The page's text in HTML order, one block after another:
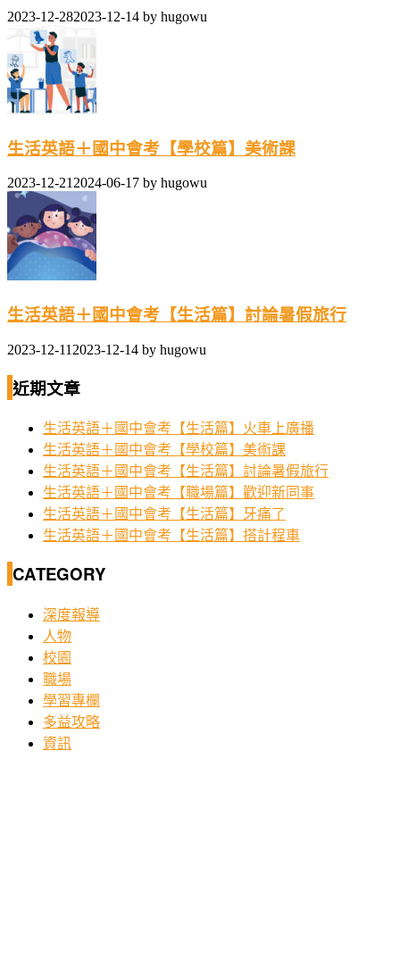
2023-12-282023-12-14 by hugowu
生活英語＋國中會考【學校篇】美術課
2023-12-212024-06-17 by hugowu
生活英語＋國中會考【生活篇】討論暑假旅行
2023-12-11 2023-12-14 by hugowu
近期文章
生活英語＋國中會考【生活篇】火車上廣播
生活英語＋國中會考【學校篇】美術課
生活英語＋國中會考【生活篇】討論暑假旅行
生活英語＋國中會考【職場篇】歡迎新同事
生活英語＋國中會考【生活篇】牙痛了
生活英語＋國中會考【生活篇】搭計程車
CATEGORY
深度報導
人物
校園
職場
學習專欄
多益攻略
資訊